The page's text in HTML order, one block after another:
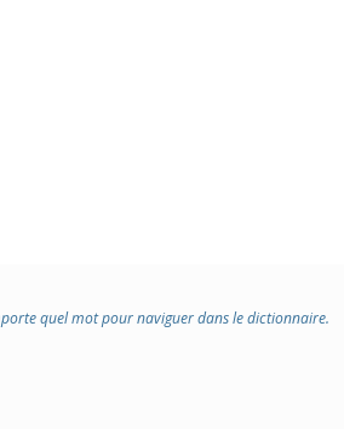
quel mot pour naviguer dans le dictionnaire.